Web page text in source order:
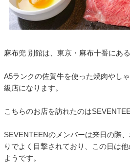
麻布兜 別館は、東京・麻布十番にある
A5ランクの佐賀牛を使った焼肉やし
級店になります。
こちらのお店を訪れたのは
SEVENTEENのメンバーは来日の際
りでよく目撃されており、この日は
ようです。